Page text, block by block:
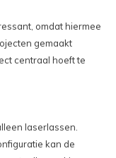
omdat hiermee
gemaakt
centraal hoeft te
laserlassen.
kan de